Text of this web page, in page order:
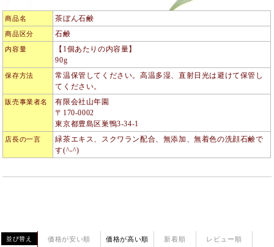
商品名 茶ぼん石鹸
商品区分 石鹸
内容量
【1個あたりの内容量】
90g
保存方法
常温保管してください。高温多湿、直射日光は避けて保管し
てください。
販売事業者名
有限会社山年園
〒170-0002
東京都豊島区巣鴨3-34-1
店長の一言
緑茶エキス、スクワラン配合、無添加、無着色の洗顔石鹸で
す(^-^)
並び替え 価格が安い順 価格が高い順 新着順 レビュー順